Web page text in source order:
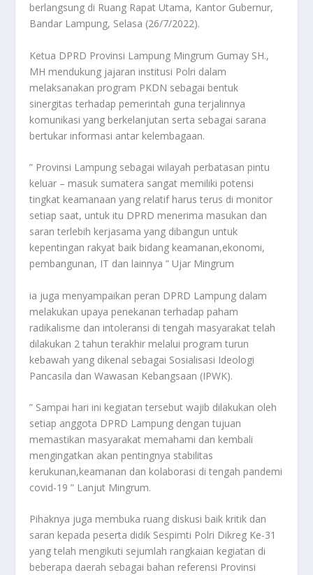
berlangsung di Ruang Rapat Utama, Kantor Gubernur,
Bandar Lampung, Selasa (26/7/2022).
Ketua DPRD Provinsi Lampung Mingrum Gumay SH.,
MH mendukung jajaran institusi Polri dalam
melaksanakan program PKDN sebagai bentuk
sinergitas terhadap pemerintah guna terjalinnya
komunikasi yang berkelanjutan serta sebagai sarana
bertukar informasi antar kelembagaan.
” Provinsi Lampung sebagai wilayah perbatasan pintu
keluar – masuk sumatera sangat memiliki potensi
tingkat keamanaan yang relatif harus terus di monitor
setiap saat, untuk itu DPRD menerima masukan dan
saran terlebih kerjasama yang dibangun untuk
kepentingan rakyat baik bidang keamanan,ekonomi,
pembangunan, IT dan lainnya ” Ujar Mingrum
ia juga menyampaikan peran DPRD Lampung dalam
melakukan upaya penekanan terhadap paham
radikalisme dan intoleransi di tengah masyarakat telah
dilakukan 2 tahun terakhir melalui program turun
kebawah yang dikenal sebagai Sosialisasi Ideologi
Pancasila dan Wawasan Kebangsaan (IPWK).
” Sampai hari ini kegiatan tersebut wajib dilakukan oleh
setiap anggota DPRD Lampung dengan tujuan
memastikan masyarakat memahami dan kembali
mengingatkan akan pentingnya stabilitas
kerukunan,keamanan dan kolaborasi di tengah pandemi
covid-19 ” Lanjut Mingrum.
Pihaknya juga membuka ruang diskusi baik kritik dan
saran kepada peserta didik Sespimti Polri Dikreg Ke-31
yang telah mengikuti sejumlah rangkaian kegiatan di
beberapa daerah sebagai bahan referensi Provinsi